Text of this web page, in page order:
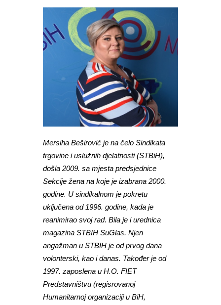
Mersiha Beširović je na čelo Sindikata
trgovine i uslužnih djelatnosti (STBiH),
došla 2009. sa mjesta predsjednice
Sekcije žena na koje je izabrana 2000.
godine. U sindikalnom je pokretu
uključena od 1996. godine, kada je
reanimirao svoj rad. Bila je i urednica
magazina STBIH SuGlas. Njen
angažman u STBIH je od prvog dana
volonterski, kao i danas. Također je od
1997. zaposlena u H.O. FIET
Predstavništvu (regisrovanoj
Humanitarnoj organizaciji u BiH,